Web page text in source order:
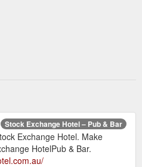
Stock Exchange Hotel – Pub & Bar
Exchange Hotel. Make
HotelPub & Bar.